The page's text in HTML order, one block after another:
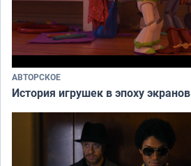
АВТОРСКОЕ
История игрушек в эпоху экранов